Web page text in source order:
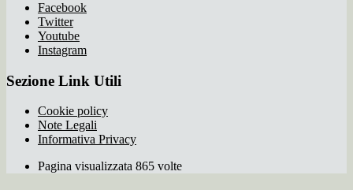
Facebook
Twitter
Youtube
Instagram
Sezione Link Utili
Cookie policy
Note Legali
Informativa Privacy
Pagina visualizzata 865 volte